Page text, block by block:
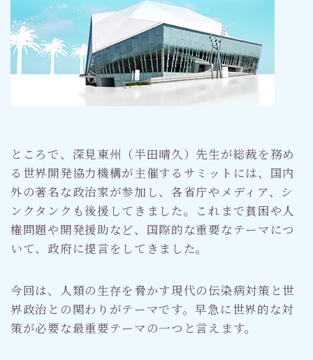
ところで、深見東州（半田晴久）先生が総裁を務め
る世界開発協力機構が主催するサミットには、国内
外の著名な政治家が参加し、各省庁やメディア、シ
ンクタンクも後援してきました。これまで貧困や人
権問題や開発援助など、国際的な重要なテーマにつ
いて、政府に提言をしてきました。
今回は、人類の生存を脅かす現代の伝染病対策と世
界政治との関わりがテーマです。早急に世界的な対
策が必要な最重要テーマの一つと言えます。